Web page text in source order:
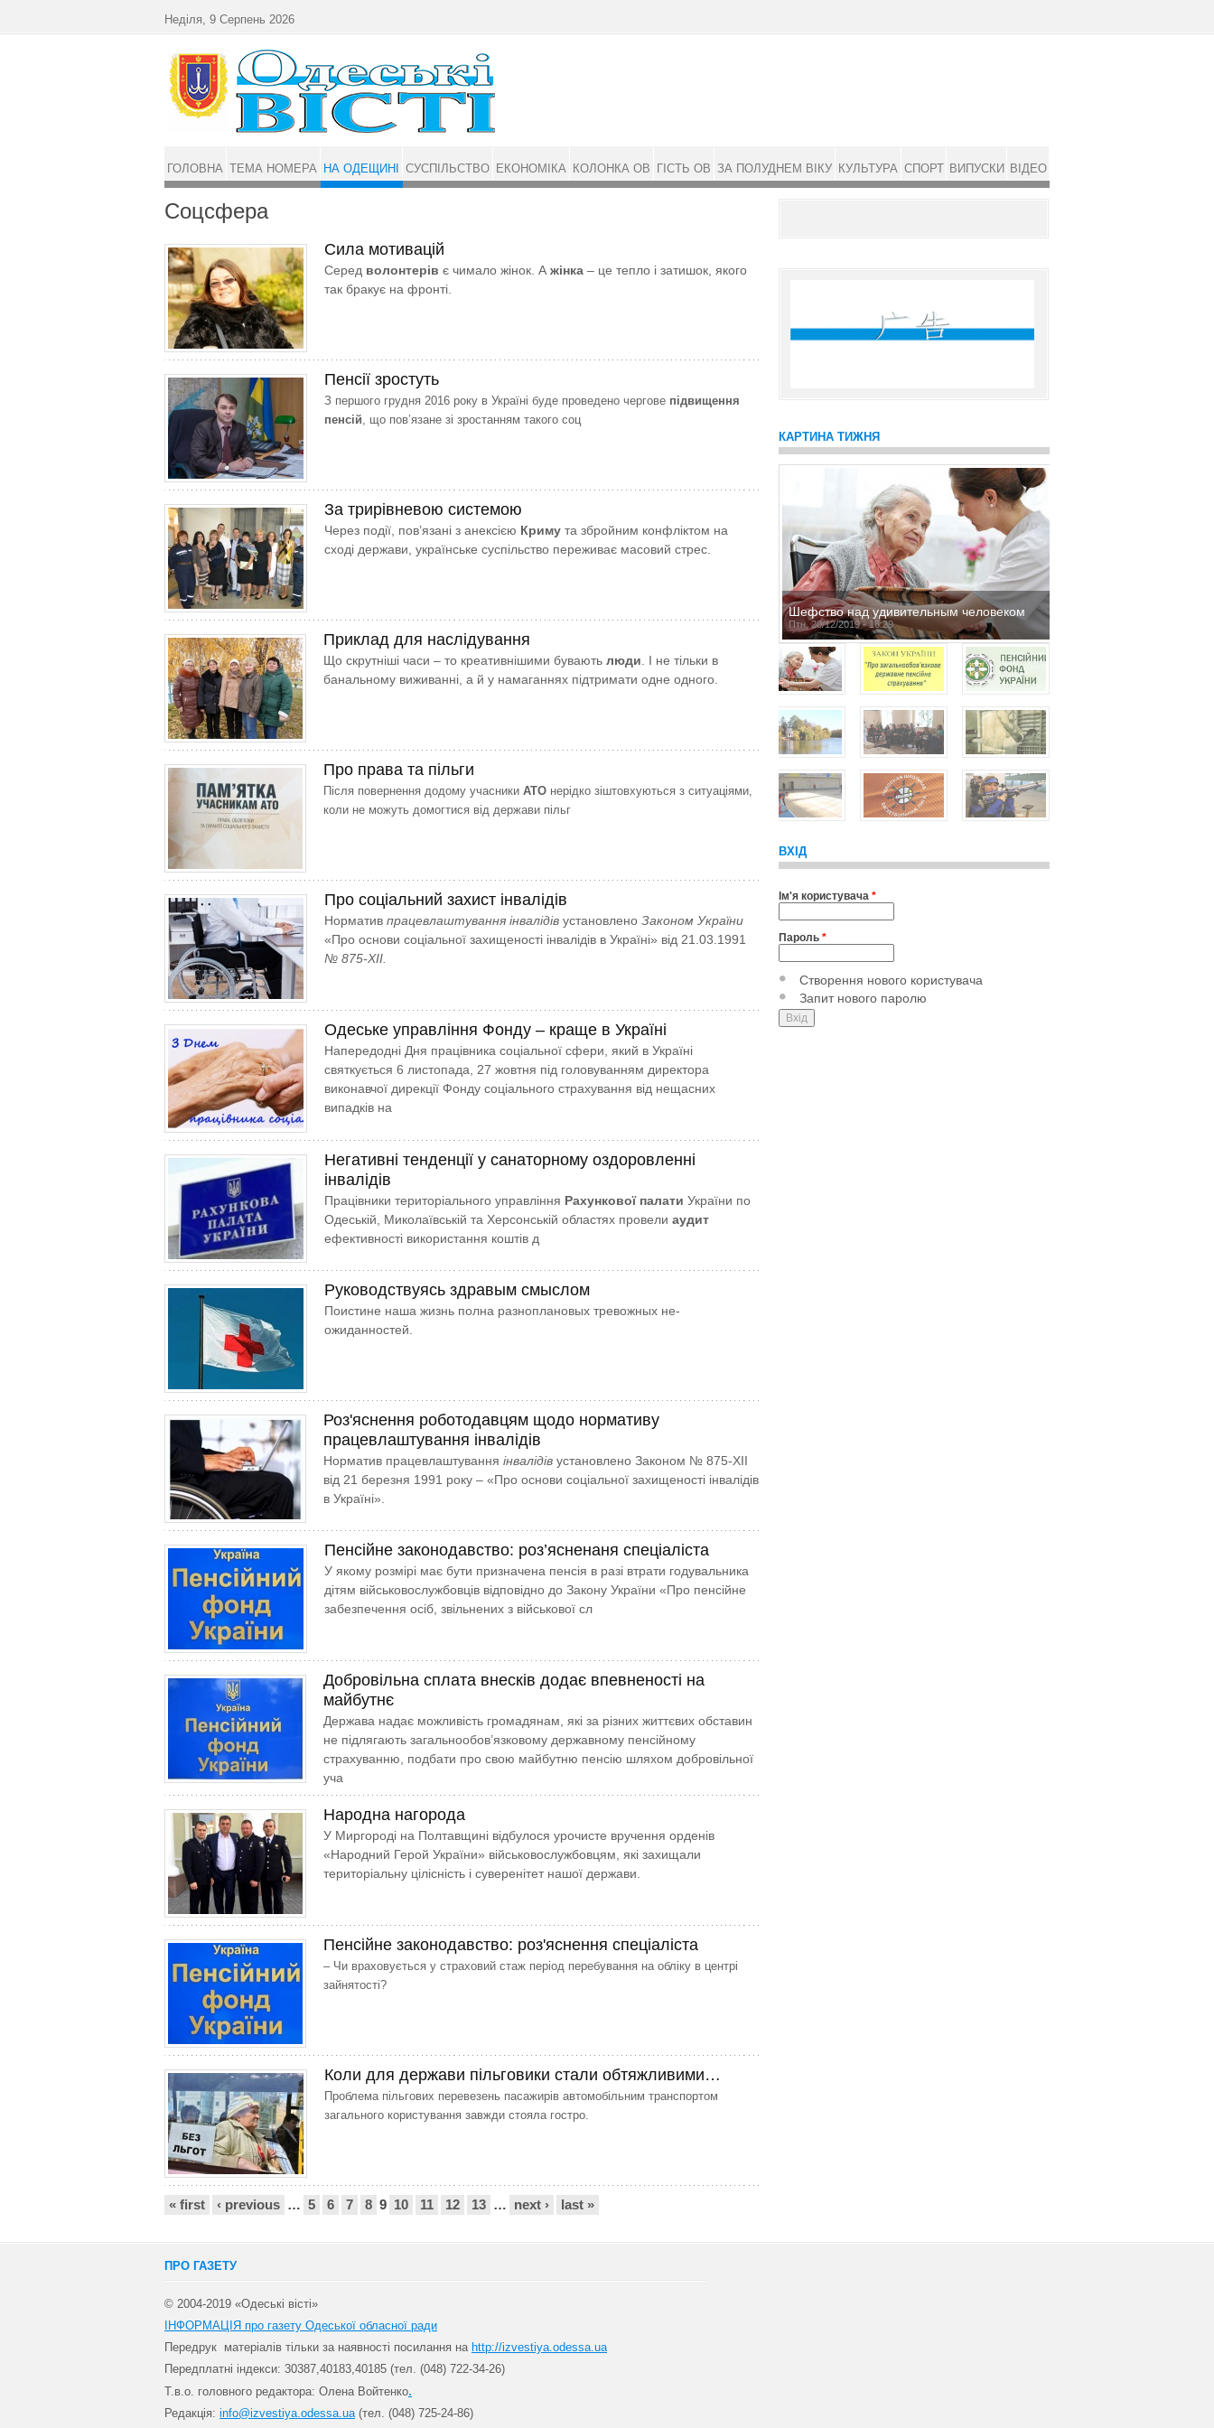
Соцсфера
Сила мотивацій
Серед волонтерів є чимало жінок. А жінка – це тепло і затишок, якого
так бракує на фронті.
Пенсії зростуть
З першого грудня 2016 року в Україні буде проведено чергове підвищення
пенсій, що пов’язане зі зростанням такого соц
За трирівневою системою
Через події, пов’язані з анексією Криму та збройним конфліктом на
сході держави, українське суспільство переживає масовий стрес.
Приклад для наслідування
Що скрутніші часи – то креативнішими бувають люди . І не тільки в
банальному виживанні, а й у намаганнях підтримати одне одного.
Про права та пільги
Після повернення додому учасники АТО нерідко зіштовхуються з ситуаціями,
коли не можуть домогтися від держави пільг
Про соціальний захист інвалідів
Норматив працевлаштування інвалідів установлено Законом України
«Про основи соціальної захищеності інвалідів в Україні» від 21.03.1991
№ 875-XII.
Одеське управління Фонду – краще в Україні
Напередодні Дня працівника соціальної сфери, який в Україні
святкується 6 листопада, 27 жовтня під головуванням директора
виконавчої дирекції Фонду соціального страхування від нещасних
випадків на
Негативні тенденції у санаторному оздоровленні
інвалідів
Працівники територіального управління Рахункової палати України по
Одеській, Миколаївській та Херсонській областях провели аудит
ефективності використання коштів д
Руководствуясь здравым смыслом
Поистине наша жизнь полна разноплановых тревожных не­
ожиданностей.
Роз'яснення роботодавцям щодо нормативу
працевлаштування інвалідів
Норматив працевлаштування інвалідів установлено Законом № 875-ХII
від 21 березня 1991 року – «Про основи соціальної захищеності інвалідів
в Україні».
Пенсійне законодавство: роз’ясненaня спеціаліста
У якому розмірі має бути призначена пенсія в разі втрати годувальника
дітям військовослужбовців відповідно до Закону України «Про пенсійне
забезпечення осіб, звільнених з військової сл
Добровільна сплата внесків додає впевненості на
майбутнє
Держава надає можливість громадянам, які за різних життєвих обставин
не підляга­ють загальнообов’язковому державному пенсійному
страхуванню, подбати про свою майбутню пенсію шляхом добровільної
уча
Народна нагорода
У Миргороді на Полтавщині відбулося урочисте вручення орденів
«Народний Герой України» військовослужбовцям, які захищали
територіальну цілісність і суверенітет нашої держави.
Пенсійне законодавство: роз'яснення спеціаліста
– Чи враховується у страховий стаж період перебування на обліку в центрі
зайнятості?
Коли для держави пільговики стали обтяжливими…
Проблема пільгових перевезень пасажирів автомобільним транспортом
загального користування завжди стояла гостро.
Сторінки
« first ‹ previous … 5 6 7 8 9 10 11 12 13 … next › last »
КАРТИНА ТИЖНЯ
Шефство над удивительным человеком
Птн, 20/12/2019 - 16:29
ВХІД
Ім'я користувача *
Пароль *
Створення нового користувача
Запит нового паролю
Неділя, 9 Серпень 2026
ГОЛОВНА ТЕМА НОМЕРА НА ОДЕЩИНІ СУСПІЛЬСТВО ЕКОНОМІКА КОЛОНКА ОВ ГІСТЬ ОВ ЗА ПОЛУДНЕМ ВІКУ КУЛЬТУРА СПОРТ ВИПУСКИ ВІДЕО
ПРО ГАЗЕТУ
© 2004-2019 «Одеські вісті»
ІНФОРМАЦІЯ про газету Одеської обласної ради
Передрук матеріалів тільки за наявності посилання на http://izvestiya.odessa.ua
Передплатні індекси: 30387,40183,40185 (тел. (048) 722-34-26)
Т.в.о. головного редактора: Олена Войтенко.
Редакція: info@izvestiya.odessa.ua(тел. (048) 725-24-86)